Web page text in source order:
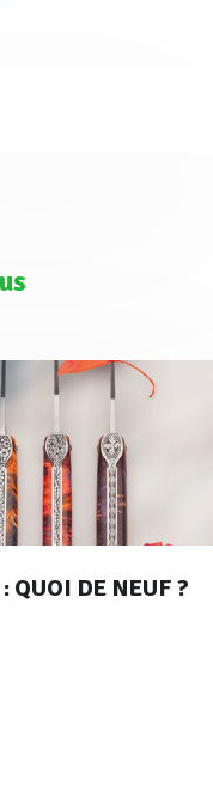
QUOI DE NEUF ?